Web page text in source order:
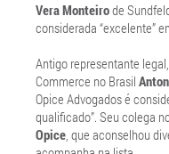
Vera Monteirode
considerada “excelente”
Antigo representante
Commerce no Brasil
Opice Advogados é
qualificado”. Seu colega
Opice, que aconselhou